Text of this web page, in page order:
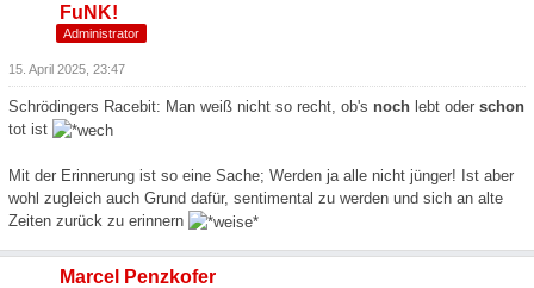
FuNK!
Administrator
15. April 2025, 23:47
Schrödingers Racebit: Man weiß nicht so recht, ob's noch lebt oder schon
tot ist
Mit der Erinnerung ist so eine Sache; Werden ja alle nicht jünger! Ist aber
wohl zugleich auch Grund dafür, sentimental zu werden und sich an alte
Zeiten zurück zu erinnern
Marcel Penzkofer